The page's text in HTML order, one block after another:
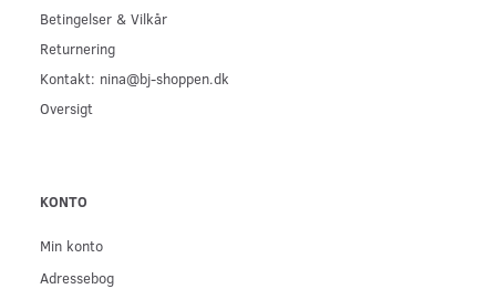
Betingelser & Vilkår
Returnering
Kontakt: nina@bj-shoppen.dk
Oversigt
KONTO
Min konto
Adressebog